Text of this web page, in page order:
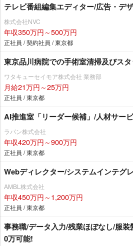
テレビ番組編集エディター/広告・デ
株式会社NVC
年収350万円～500万円
正社員 / 契約社員 / 東京都
東京品川病院での手術室清掃及びス
ワタキューセイモア株式会社 業務部
月給21万円～25万円
正社員 / 東京都
AI推進室「リーダー候補」/人材サー
ラパン株式会社
年収420万円～900万円
正社員 / 東京都
Webディレクター/システムインテグ
AMBL株式会社
年収450万円～1,200万円
正社員 / 東京都
事務職/データ入力/残業ほぼなし/服
0万可能!